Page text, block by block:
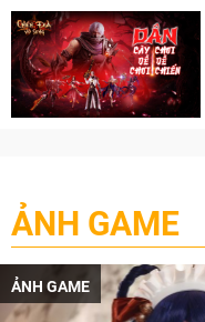
ẢNH GAME
ẢNH GAME